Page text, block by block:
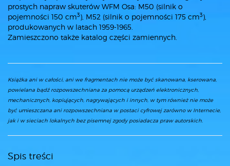
prostych napraw skuterów WFM Osa: M50 (silnik o
pojemności 150 cm3), M52 (silnik o pojemności 175 cm3),
produkowanych w latach 1959-1965.
Zamieszczono także katalog części zamiennych.
Książka ani w całości, ani we fragmentach nie może być skanowana, kserowana,
powielana bądź rozpowszechniana za pomocą urządzeń elektronicznych,
mechanicznych, kopiujących, nagrywających i innych, w tym również nie może
być umieszczana ani rozpowszechniana w postaci cyfrowej zarówno w Internecie,
jak i w sieciach lokalnych bez pisemnej zgody posiadacza praw autorskich.
Spis treści